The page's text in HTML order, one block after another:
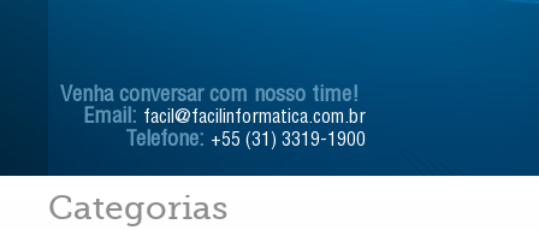
Venha conversar com nosso time!
Email: facil@facilinformatica.com.br
Telefone: +55 (31) 3319-1900
Categorias